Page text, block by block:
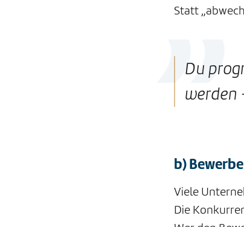
Statt
Du
werden
b)
Viele
Die